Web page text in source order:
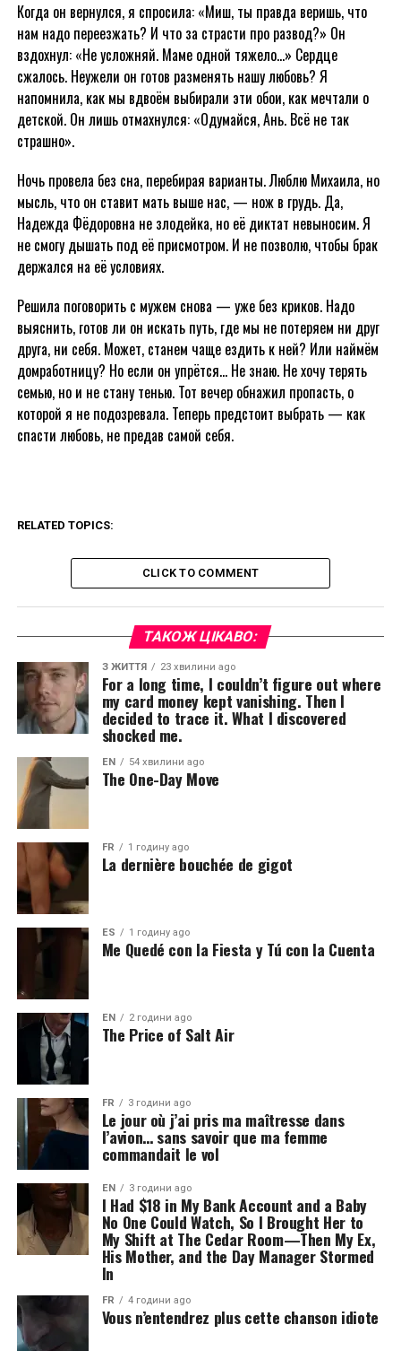
Когда он вернулся, я спросила: «Миш, ты правда веришь, что
нам надо переезжать? И что за страсти про развод?» Он
вздохнул: «Не усложняй. Маме одной тяжело…» Сердце
сжалось. Неужели он готов разменять нашу любовь? Я
напомнила, как мы вдвоём выбирали эти обои, как мечтали о
детской. Он лишь отмахнулся: «Одумайся, Ань. Всё не так
страшно».
Ночь провела без сна, перебирая варианты. Люблю Михаила, но
мысль, что он ставит мать выше нас, — нож в грудь. Да,
Надежда Фёдоровна не злодейка, но её диктат невыносим. Я
не смогу дышать под её присмотром. И не позволю, чтобы брак
держался на её условиях.
Решила поговорить с мужем снова — уже без криков. Надо
выяснить, готов ли он искать путь, где мы не потеряем ни друг
друга, ни себя. Может, станем чаще ездить к ней? Или наймём
домработницу? Но если он упрётся… Не знаю. Не хочу терять
семью, но и не стану тенью. Тот вечер обнажил пропасть, о
которой я не подозревала. Теперь предстоит выбрать — как
спасти любовь, не предав самой себя.
RELATED TOPICS:
CLICK TO COMMENT
ТАКОЖ ЦІКАВО:
З ЖИТТЯ 23 хвилини ago
For a long time, I couldn’t figure out where
my card money kept vanishing. Then I
decided to trace it. What I discovered
shocked me.
EN 54 хвилини ago
The One-Day Move
FR 1 годину ago
La dernière bouchée de gigot
ES 1 годину ago
Me Quedé con la Fiesta y Tú con la Cuenta
EN 2 години ago
The Price of Salt Air
FR 3 години ago
Le jour où j’ai pris ma maîtresse dans
l’avion… sans savoir que ma femme
commandait le vol
EN 3 години ago
I Had $18 in My Bank Account and a Baby
No One Could Watch, So I Brought Her to
My Shift at The Cedar Room—Then My Ex,
His Mother, and the Day Manager Stormed
In
FR 4 години ago
Vous n’entendrez plus cette chanson idiote